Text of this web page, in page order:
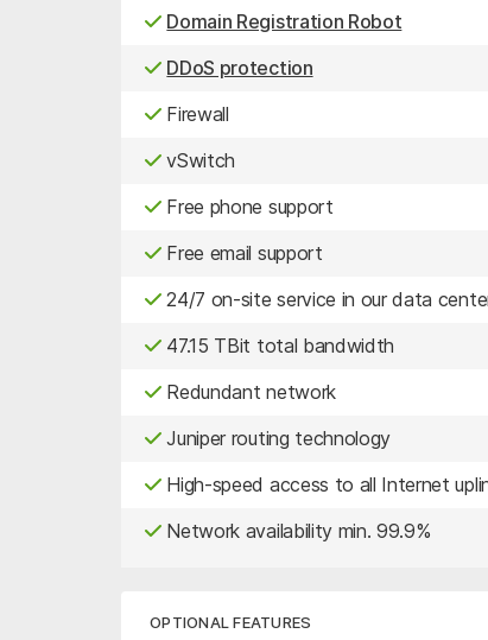
Domain Registration Robot
DDoS protection
Firewall
vSwitch
Free phone support
Free email support
24/7 on-site service in our data
47.15 TBit total bandwidth
Redundant network
Juniper routing technology
High-speed access to all Internet
Network availability min. 99.9%
OPTIONAL FEATURES